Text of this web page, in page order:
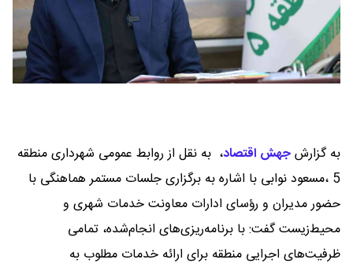
به گزارشجهش اقتصاد، به نقل از روابط عمومی شهرداری منطقه
5 ،‎مسعود نوابی با اشاره به برگزاری جلسات مستمر هماهنگی با
‎حضور مدیران و رؤسای ادارات معاونت خدمات شهری و
محیط‌زیست گفت: با برنامه‌ریزی‌های انجام‌شده، تمامی
ظرفیت‌های اجرایی منطقه برای ارائه خدمات مطلوب به